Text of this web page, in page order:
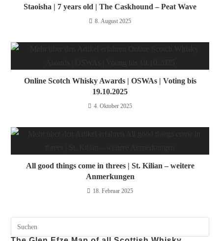
Staoisha | 7 years old | The Caskhound – Peat Wave
8. August 2025
Online Scotch Whisky Awards | OSWAs | Voting bis
19.10.2025
4. Oktober 2025
All good things come in threes | St. Kilian – weitere
Anmerkungen
18. Februar 2025